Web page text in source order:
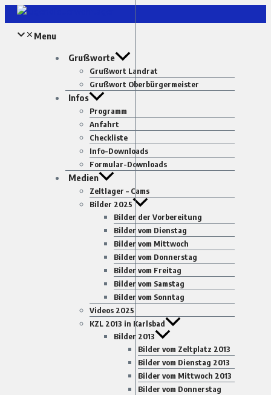
Zum
Inhalt
springenMenu
Grußworte
Grußwort Landrat
Grußwort Oberbürgermeister
Infos
Programm
Anfahrt
Checkliste
Info-Downloads
Formular-Downloads
Medien
Zeltlager – Cams
Bilder 2025
Bilder der Vorbereitung
Bilder vom Dienstag
Bilder vom Mittwoch
Bilder vom Donnerstag
Bilder vom Freitag
Bilder vom Samstag
Bilder vom Sonntag
Videos 2025
KZL 2013 in Karlsbad
Bilder 2013
Bilder vom Zeltplatz 2013
Bilder vom Dienstag 2013
Bilder vom Mittwoch 2013
Bilder vom Donnerstag